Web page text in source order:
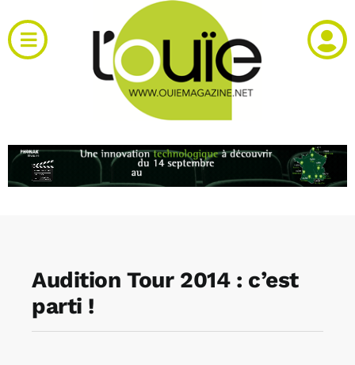
au
contenu
Toggle
Navigation
RH et emploi
Agenda
Audition Tour 2014 : c’est
parti !